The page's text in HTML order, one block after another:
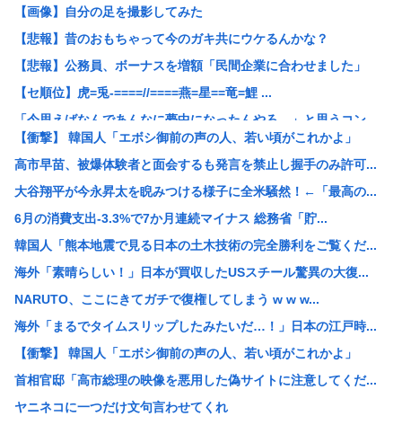
【画像】自分の足を撮影してみた
【悲報】昔のおもちゃって今のガキ共にウケるんかな？
【悲報】公務員、ボーナスを増額「民間企業に合わせました」
【セ順位】虎=兎-====//====燕=星==竜=鯉 ...
「今思えばなんであんなに夢中になったんやろ…」と思うコン...
ワンピースの「世界に5種しかない飛行能力」ついに謎が判明...
【悲報】大阪で白昼堂々誘拐事件発生 www
国税 ギャンブル脱税パパ活etc..「こんなことでは国民...
【悲報】開示請求が届いた…
【九州名物】鶏刺し食べた医師、全身麻痺へ…「死んだほうが...
【悲報】思春期の娘に「キモッ」と言われたお父さん、グレる
京大病院、脳腫瘍摘出手術で誤って腫瘍の無い部位を摘出 脳...
【悲報】中居正広「俺が来たことは内緒だべ」極秘で熊本でボ...
【悲報】初の日本代表で出番なし、福田正博「使わないんだっ...
KDDI、楽天への回線貸し出し終了へ 都市部で9月末に
『この美人と結婚できる権利』が100万円だったらどっち選...
【衝撃】 韓国人「エボシ御前の声の人、若い頃がこれかよ」
高市早苗、被爆体験者と面会するも発言を禁止し握手のみ許可...
大谷翔平が今永昇太を睨みつける様子に全米騒然！←「最高の...
6月の消費支出-3.3%で7か月連続マイナス 総務省「貯...
韓国人「熊本地震で見る日本の土木技術の完全勝利をご覧くだ...
海外「素晴らしい！」日本が買収したUSスチール驚異の大復...
NARUTO、ここにきてガチで復権してしまう w w w...
海外「まるでタイムスリップしたみたいだ…！」日本の江戸時...
【衝撃】 韓国人「エボシ御前の声の人、若い頃がこれかよ」
首相官邸「高市総理の映像を悪用した偽サイトに注意してくだ...
ヤニネコに一つだけ文句言わせてくれ